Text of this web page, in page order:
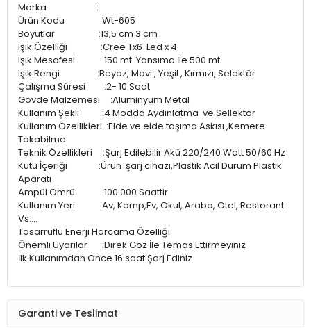
Marka :
Ürün Kodu :Wt-605
Boyutlar :13,5 cm 3 cm
Işık Özelliği :Cree Tx6 Led x 4
Işık Mesafesi :150 mt Yansıma İle 500 mt
Işık Rengi :Beyaz, Mavi , Yeşil , Kırmızı, Selektör
Çalışma Süresi :2- 10 Saat
Gövde Malzemesi :Alüminyum Metal
Kullanım Şekli :4 Modda Aydınlatma ve Sellektör
Kullanım Özellikleri :Elde ve elde taşıma Askısı ,Kemere
Takabilme
Teknik Özellikleri :Şarj Edilebilir Akü 220/240 Watt 50/60 Hz
Kutu İçeriği :Ürün şarj cihazı,Plastik Acil Durum Plastik
Aparatı
Ampül Ömrü :100.000 Saattir
Kullanım Yeri :Av, Kamp,Ev, Okul, Araba, Otel, Restorant
Vs....
Tasarruflu Enerji Harcama Özelliği
Önemli Uyarılar :Direk Göz İle Temas Ettirmeyiniz
İlk Kullanımdan Önce 16 saat Şarj Ediniz.
Garanti ve Teslimat